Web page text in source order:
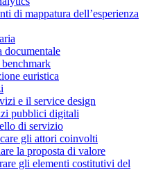
di mappatura dell’esperienza
documentale
euristica
e il service design
pubblici digitali
di servizio
gli attori coinvolti
la proposta di valore
gli elementi costitutivi del